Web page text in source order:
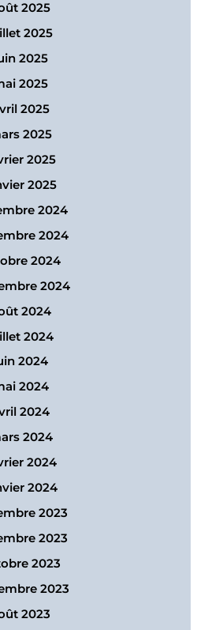
2025
2025
2025
2025
2025
2025
2025
2025
2024
2024
2024
2024
2024
2024
2024
2024
2024
2024
2024
2024
2023
2023
2023
2023
2023